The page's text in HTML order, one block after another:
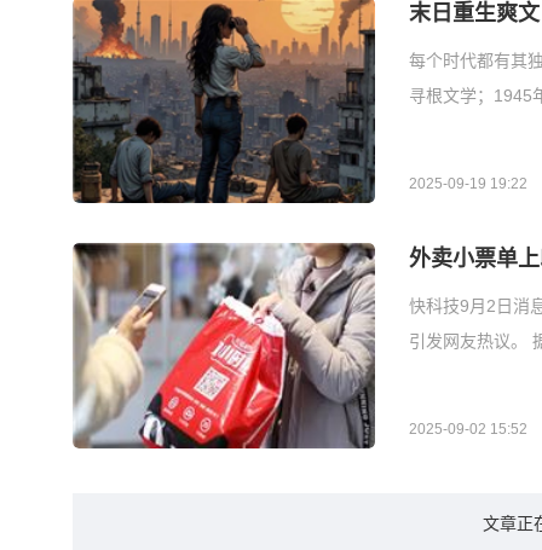
末日重生爽
每个时代都有其
寻根文学；1945
2025-09-19 19:22
外卖小票单
快科技9月2日消
引发网友热议。
2025-09-02 15:52
文章正